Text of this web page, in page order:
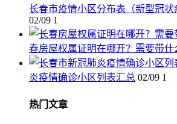
长春市疫情小区分布表（新型冠状
02/09 1
春房屋权属证明在哪开？需要带什
炎疫情确诊小区列表汇总 02/09 1
热门文章